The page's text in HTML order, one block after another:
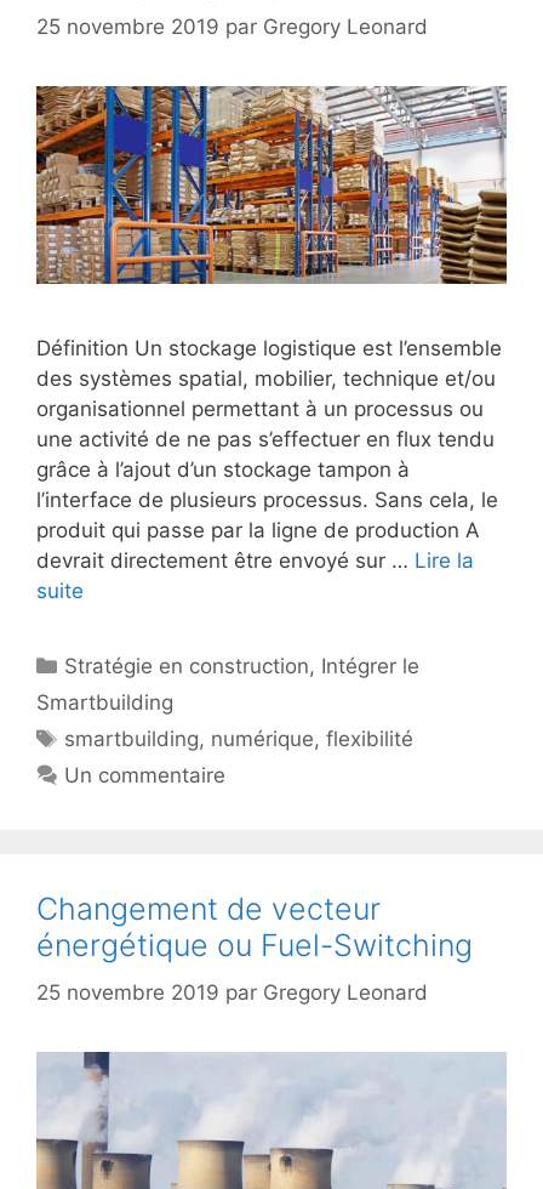
25 novembre 2019 par Gregory Leonard
Définition Un stockage logistique est l’ensemble
des systèmes spatial, mobilier, technique et/ou
organisationnel permettant à un processus ou
une activité de ne pas s’effectuer en flux tendu
grâce à l’ajout d’un stockage tampon à
l’interface de plusieurs processus. Sans cela, le
produit qui passe par la ligne de production A
devrait directement être envoyé sur … Lire la
suite
Catégories
Stratégie en construction, Intégrer le
Smartbuilding
Étiquettes
smartbuilding, numérique,flexibilité
Un commentaire
Changement de vecteur
énergétique ou Fuel-Switching
25 novembre 2019 par Gregory Leonard